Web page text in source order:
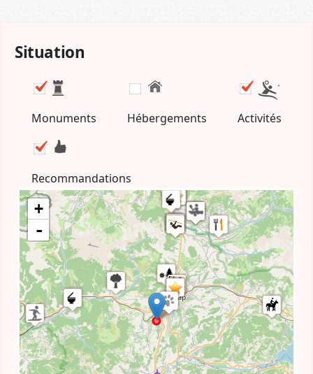
Situation
Monuments Hébergements Activités
Recommandations
+
-